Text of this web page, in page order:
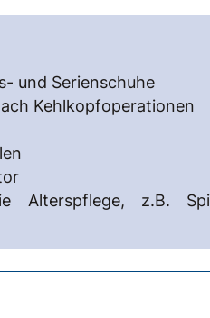
und Serienschuhe
Kehlkopfoperationen
Alterspflege, z.B.